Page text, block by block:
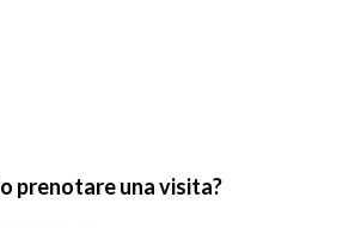
prenotare una visita?